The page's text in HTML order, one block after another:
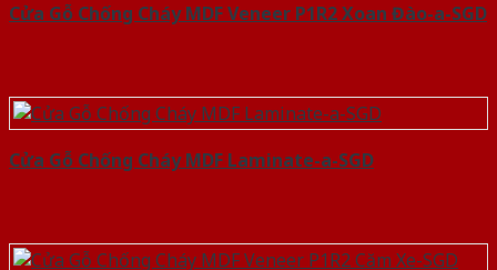
Cửa Gỗ Chống Cháy MDF Veneer P1R2 Xoan Đào-a-SGD
Cửa Gỗ Chống Cháy MDF Laminate-a-SGD